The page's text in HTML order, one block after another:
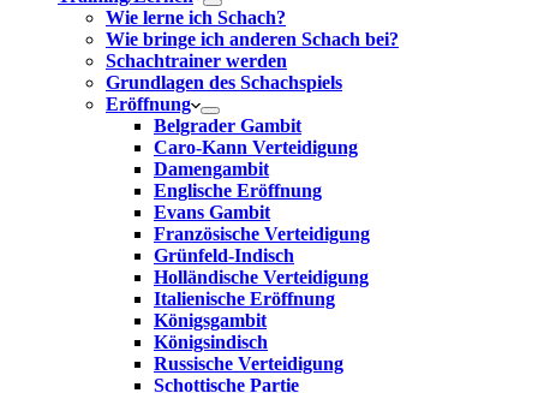
Wie lerne ich Schach?
Wie bringe ich anderen Schach bei?
Schachtrainer werden
Grundlagen des Schachspiels
Eröffnung
Belgrader Gambit
Caro-Kann Verteidigung
Damengambit
Englische Eröffnung
Evans Gambit
Französische Verteidigung
Grünfeld-Indisch
Holländische Verteidigung
Italienische Eröffnung
Königsgambit
Königsindisch
Russische Verteidigung
Schottische Partie